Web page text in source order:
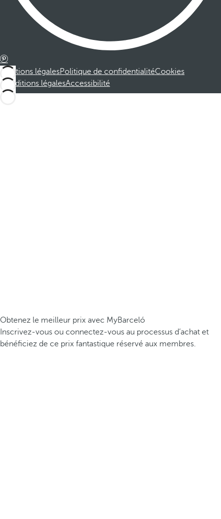
Mentions légalesPolitique de confidentialitéCookies
Conditions légalesAccessibilité
Obtenez le meilleur prix avec MyBarceló
Inscrivez-vous ou connectez-vous au processus d’achat et
bénéficiez de ce prix fantastique réservé aux membres.